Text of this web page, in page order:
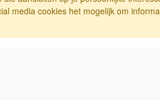
media cookies het mogelijk om